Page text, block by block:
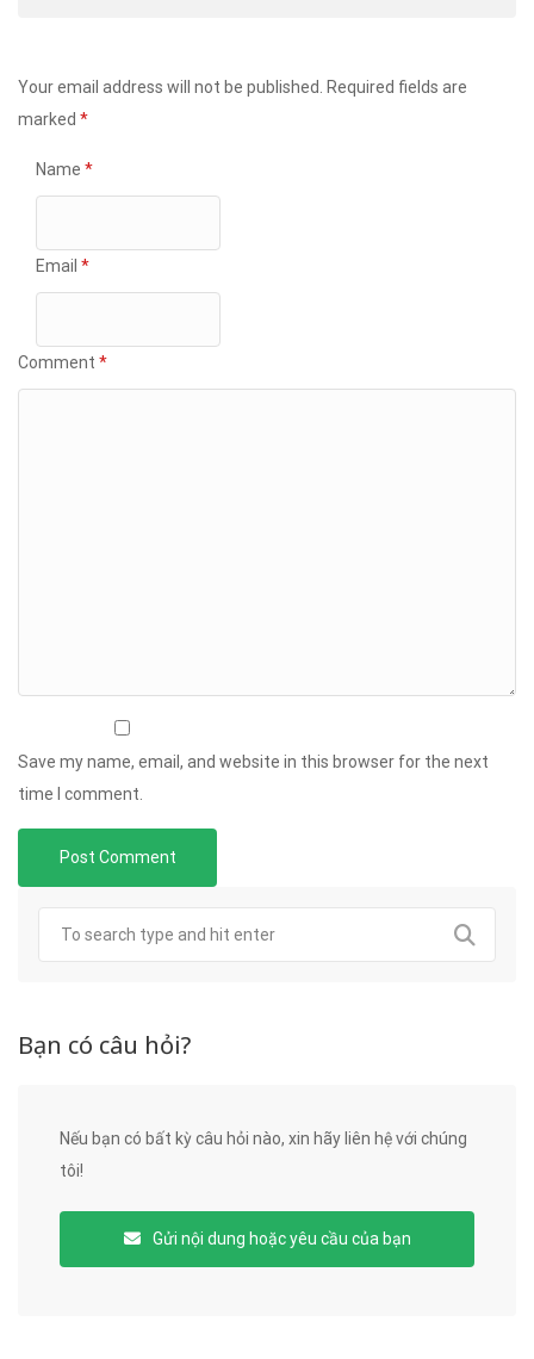
Your email address will not be published.
Required fields are
marked *
Name *
Email *
Comment *
Save my name, email, and website in this browser for the next
time I comment.
Bạn có câu hỏi?
Nếu bạn có bất kỳ câu hỏi nào, xin hãy liên hệ với chúng
tôi!
Gửi nội dung hoặc yêu cầu của bạn